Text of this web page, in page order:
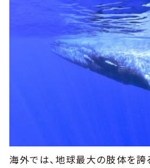
海外では、地球最大の肢体を誇